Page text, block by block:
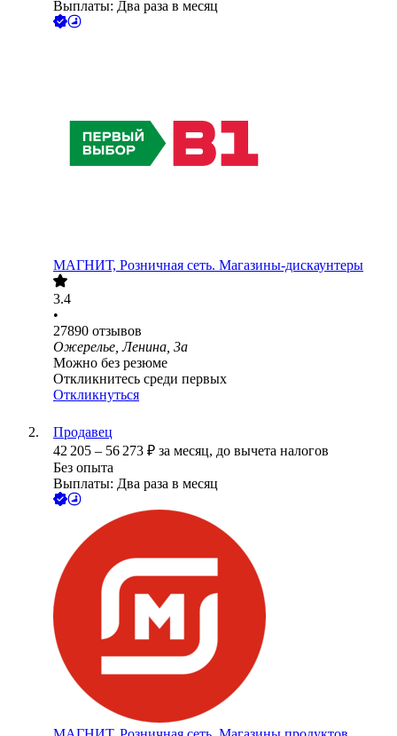
Выплаты: Два раза в месяц
МАГНИТ, Розничная сеть. Магазины-дискаунтеры
3.4
•
27890 отзывов
Ожерелье, Ленина, 3а
Можно без резюме
Откликнитесь среди первых
Откликнуться
Продавец
42 205 – 56 273 ₽ за месяц, до вычета налогов
Без опыта
Выплаты: Два раза в месяц